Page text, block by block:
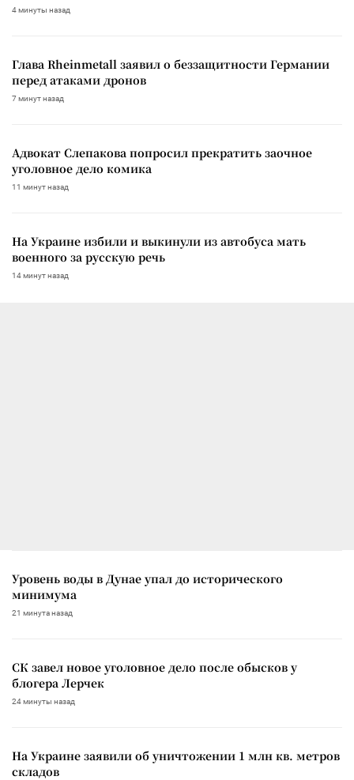
4 минуты назад
Глава Rheinmetall заявил о беззащитности Германии
перед атаками дронов
7 минут назад
Адвокат Слепакова попросил прекратить заочное
уголовное дело комика
11 минут назад
На Украине избили и выкинули из автобуса мать
военного за русскую речь
14 минут назад
Уровень воды в Дунае упал до исторического
минимума
21 минута назад
СК завел новое уголовное дело после обысков у
блогера Лерчек
24 минуты назад
На Украине заявили об уничтожении 1 млн кв. метров
складов